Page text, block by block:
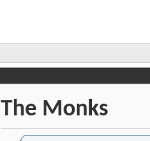
The Monks